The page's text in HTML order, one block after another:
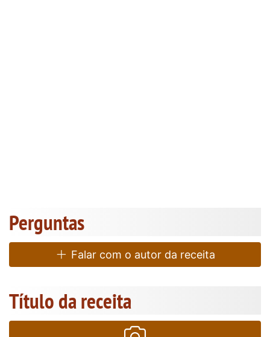
Perguntas
Falar com o autor da receita
Título da receita